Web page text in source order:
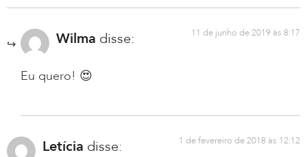
Wilma disse: 11 de junho de 2019 às 8:17
Eu quero! 😍
Letícia disse: 1 de fevereiro de 2018 às 12:12